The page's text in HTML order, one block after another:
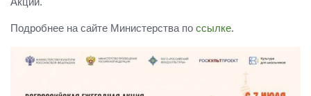
Подробнее на сайте Министерства по ссылке.